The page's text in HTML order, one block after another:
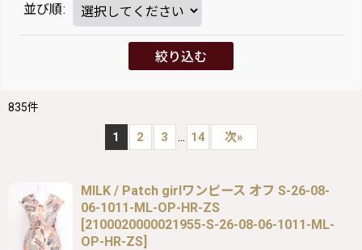
並び順:
絞り込む
835件
1 2 3 ... 14 次»
MILK / Patch girlワンピース オフ S-26-08-
06-1011-ML-OP-HR-ZS
[2100020000021955-S-26-08-06-1011-ML-
OP-HR-ZS]